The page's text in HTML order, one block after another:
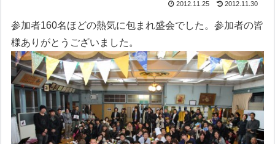
2012.11.25 2012.11.30
参加者160名ほどの熱気に包まれ盛会でした。参加者の皆
様ありがとうございました。